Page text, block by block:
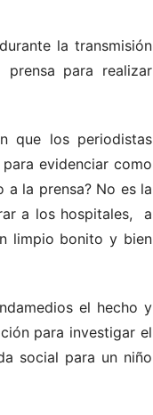
la transmisión
para realizar
que los periodistas
evidenciar como
a la prensa? No es la
a los hospitales, a
limpio bonito y bien
el hecho y
para investigar el
social para un niño